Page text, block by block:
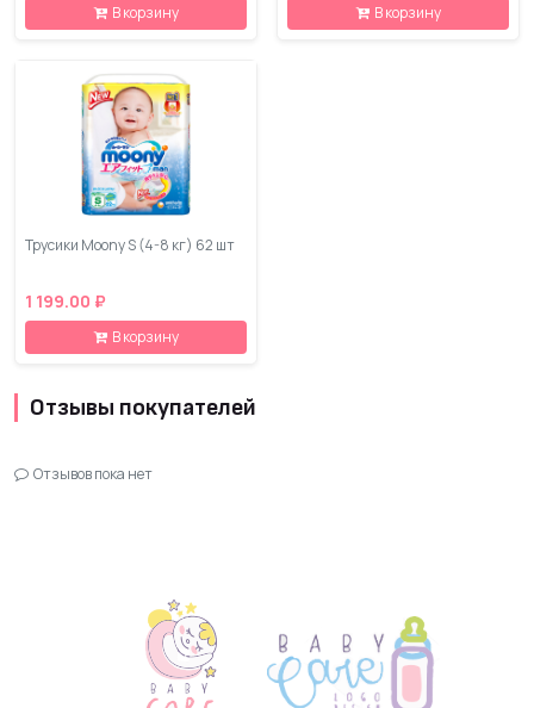
В корзину В корзину
Трусики Moony S (4-8 кг) 62 шт
1 199.00 ₽
В корзину
Отзывы покупателей
Отзывов пока нет